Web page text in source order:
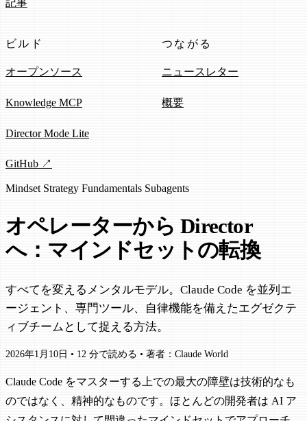
記事
ビルド
オープンソース
Knowledge MCP
Director Mode Lite
GitHub ↗
つながる
ニュースレター
概要
Mindset Strategy Fundamentals Subagents
オペレーターから Director
へ：マインドセットの転換
すべてを変えるメンタルモデル。Claude Code を並列エ
ージェント、専門ツール、自律機能を備えたエグゼクテ
ィブチームとして捉える方法。
2026年1月10日 • 12 分で読める • 著者：Claude World
Claude Code をマスターする上での最大の障壁は技術的なも
のではなく、精神的なものです。ほとんどの開発者は AI ア